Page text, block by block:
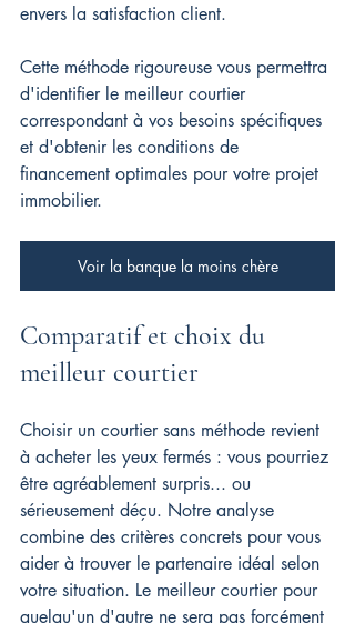
envers la satisfaction client.
Cette méthode rigoureuse vous permettra
d'identifier le meilleur courtier
correspondant à vos besoins spécifiques
et d'obtenir les conditions de
financement optimales pour votre projet
immobilier.
Voir la banque la moins chère
Comparatif et choix du
meilleur courtier
Choisir un courtier sans méthode revient
à acheter les yeux fermés : vous pourriez
être agréablement surpris... ou
sérieusement déçu. Notre analyse
combine des critères concrets pour vous
aider à trouver le partenaire idéal selon
votre situation. Le meilleur courtier pour
quelqu'un d'autre ne sera pas forcément